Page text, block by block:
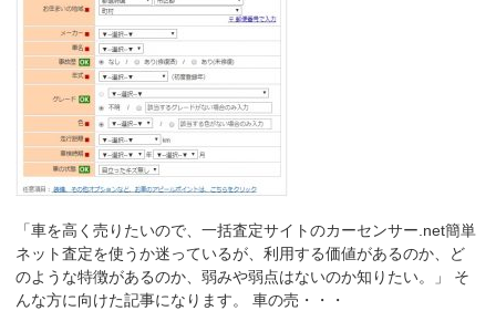
「車を高く売りたいので、一括査定サイトのカーセンサー.net簡単
ネット査定を使うか迷っているが、利用する価値があるのか、ど
のような特徴があるのか、弱みや弱点はないのか知りたい。」 そ
んな方に向けた記事になります。 車の売・・・